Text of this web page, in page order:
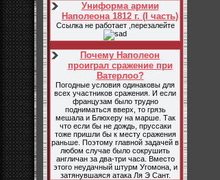
Униформа армии
Наполеона 1812 г. (I часть)
Ссылка не работает ,перезалейте
Почему Наполеон
проиграл сражение при
Ватерлоо?
Погодные условия одинаковы для
всех участников сражения. И если
французам было трудно
подниматься вверх, то грязь
мешала и Блюхеру на марше. Так
что если бы не дождь, пруссаки
тоже пришли бы к месту сражения
раньше. Поэтому главной задачей в
любом случае было сокрушить
англичан за два-три часа. Вместо
этого неудачный штурм Угомона, и
затянувшаяся атака Ля Э Сант.